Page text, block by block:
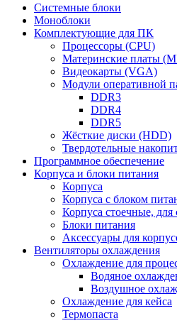
Системные блоки
Моноблоки
Комплектующие для ПК
Процессоры (CPU)
Материнские платы
Видеокарты (VGA)
Модули оперативной
DDR3
DDR4
DDR5
Жёсткие диски (HDD)
Твердотельные
Программное обеспечение
Корпуса и блоки питания
Корпуса
Корпуса с блоком
Корпуса стоечные, для
Блоки питания
Аксессуары для
Вентиляторы охлаждения
Охлаждение для
Водяное
Воздушное
Охлаждение для кейса
Термопаста